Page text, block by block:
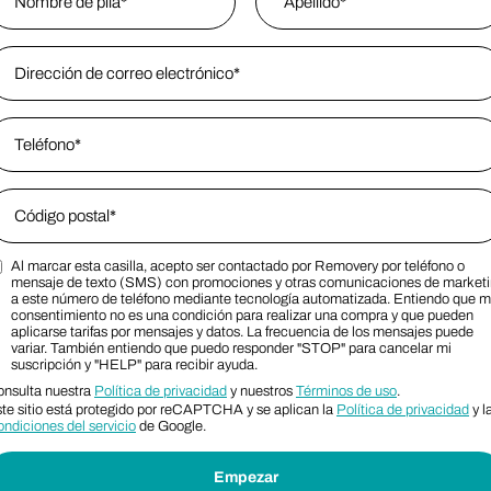
Address
Code
Code SMS Consent Terms
Al marcar esta casilla, acepto ser contactado por Removery por teléfono o
mensaje de texto (SMS) con promociones y otras comunicaciones de
a este número de teléfono mediante tecnología automatizada. Entiendo que
consentimiento no es una condición para realizar una compra y que pueden
aplicarse tarifas por mensajes y datos. La frecuencia de los mensajes puede
variar. También entiendo que puedo responder "STOP" para cancelar mi
suscripción y "HELP" para recibir ayuda.
nuestra Política de privacidad y nuestros Términos de uso.
sitio está protegido por reCAPTCHA y se aplican la Política de privacidad y
del servicio de Google.